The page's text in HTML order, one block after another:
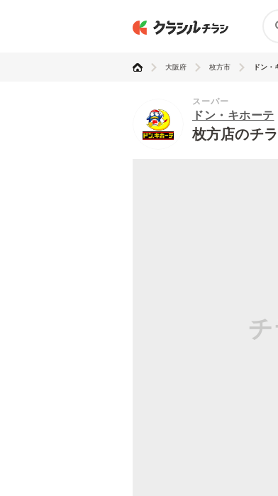
大阪府 枚方市 ドン・
スーパー
ドン・キホーテ
枚方店のチ